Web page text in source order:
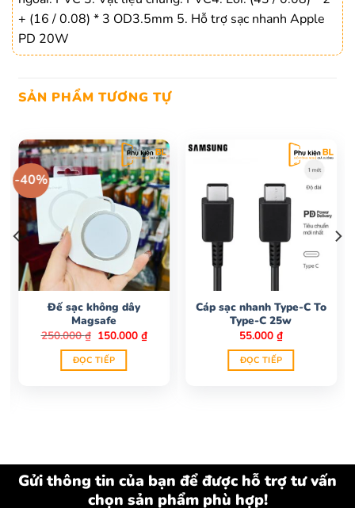
+ (16 / 0.08) * 3 OD3.5mm 5. Hỗ trợ sạc nhanh Apple
PD 20W
SẢN PHẨM TƯƠNG TỰ
-40%
Đế sạc không dây
Magsafe
250.000₫ Giá
gốc
là:
250.000 ₫.
150.000 ₫Giá
hiện
ĐỌC TIẾP
Cáp sạc nhanh Type-C To
Type-C 25w
55.000 ₫
ĐỌC TIẾP
Gửi thông tin của bạn để được hỗ trợ tư vấn
chọn sản phẩm phù hợp!